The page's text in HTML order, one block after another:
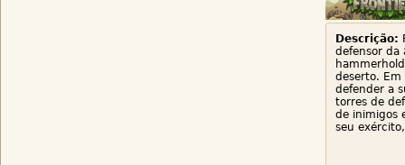
Descrição:
defensor da
deserto. Em
defender a
torres de
de inimigos
seu